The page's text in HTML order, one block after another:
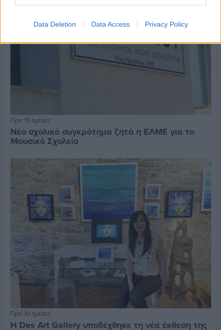
Data Deletion Data Access Privacy Policy
Πριν 10 ημέρες
Νέο σχολικό συγκρότημα ζητά η ΕΛΜΕ για το
Μουσικό Σχολείο
Πριν 10 ημέρες
Η Des Art Gallery υποδέχθηκε τη νέα έκθεση της